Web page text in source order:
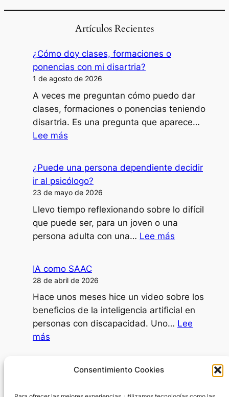
Consentimiento Cookies
Artículos Recientes
¿Cómo doy clases, formaciones o
ponencias con mi disartria?
1 de agosto de 2026
A veces me preguntan cómo puedo dar
clases, formaciones o ponencias teniendo
disartria. Es una pregunta que aparece…
Lee más
clases,
formaciones
ponencias
con
mi
¿Puede una persona dependiente decidir
ir al psicólogo?
23 de mayo de 2026
Llevo tiempo reflexionando sobre lo difícil
que puede ser, para un joven o una
persona adulta con una… Lee más
decidir
ir
al
IA como SAAC
28 de abril de 2026
Hace unos meses hice un video sobre los
beneficios de la inteligencia artificial en
personas con discapacidad. Uno… Lee
más
Día Internacional de la Mujer